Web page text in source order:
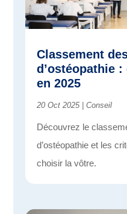
Classement
d’ostéopathie
en 2025
20 Oct 2025|Conseil
Découvrez le
d’ostéopathie et les
choisir la vôtre.